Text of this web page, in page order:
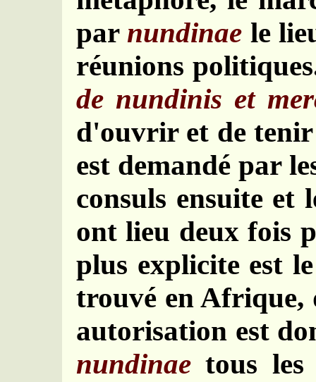
par nundinae le
réunions
de nundinis et
d'ouvrir et de tenir
est demandé par
consuls ensuite et
ont lieu deux fois
plus explicite est
trouvé en Afrique,
autorisation est
nundinae tous